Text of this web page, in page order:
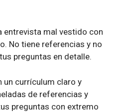
entrevista mal vestido con
No tiene referencias y no
preguntas en detalle.
un currículum claro y
de referencias y
preguntas con extremo